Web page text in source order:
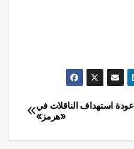
عودة استهداف الناقلات في
«هرمز»